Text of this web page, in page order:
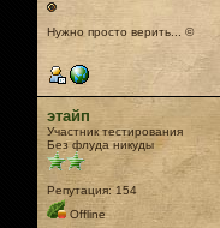
Нужно просто верить... ©
этайп
Участник тестирования
Без флуда никуды
Репутация: 154
Offline